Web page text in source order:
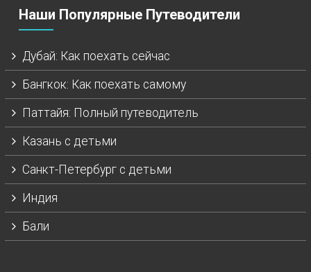
Наши Популярные Путеводители
Дубай: Как поехать сейчас
Бангкок: Как поехать самому
Паттайя: Полный путеводитель
Казань с детьми
Санкт-Петербург с детьми
Индия
Бали